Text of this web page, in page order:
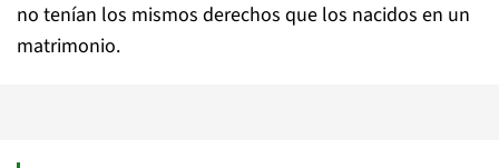
no tenían los mismos derechos que los nacidos en un
matrimonio.